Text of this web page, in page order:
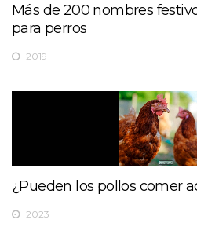
Más de 200 nombres
para perros
2019
¿Pueden los pollos comer
2023